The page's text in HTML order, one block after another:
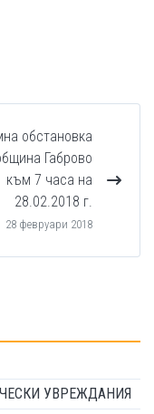
обстановка
Габрово
към 7 часа на
28.02.2018 г.
28 февруари 2018
УВРЕЖДАНИЯ